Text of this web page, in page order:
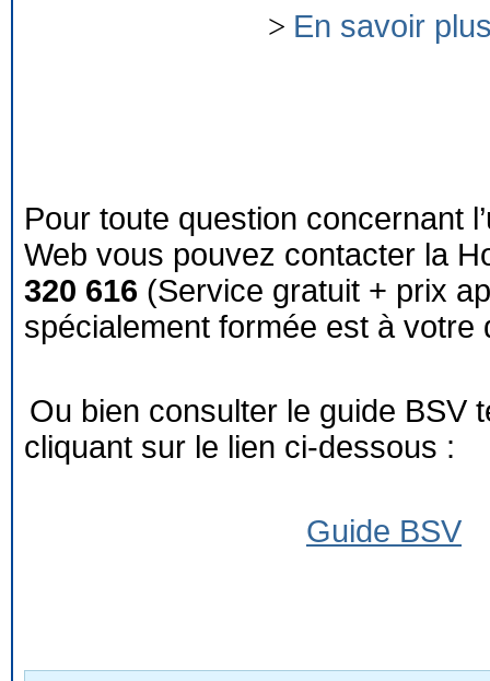
> En savoir
Pour toute question concernant
Web vous pouvez contacter la
320 616 (Service gratuit + prix
spécialement formée est à votre
Ou bien consulter le guide BSV
cliquant sur le lien ci-dessous :
Guide BSV